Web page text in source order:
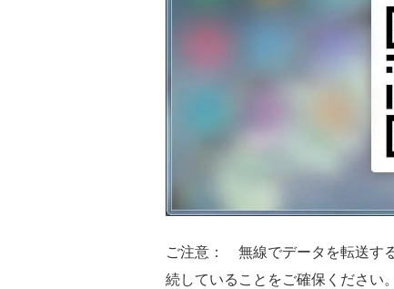
ご注意： 無線でデータを転送す
続していることをご確保ください。